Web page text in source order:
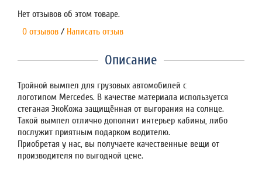
Нет отзывов об этом товаре.
0 отзывов / Написать отзыв
Описание
Тройной вымпел для грузовых автомобилей с
логотипом Mercedes. В качестве материала используется
стеганая ЭкоКожа защищённая от выгорания на солнце.
Такой вымпел отлично дополнит интерьер кабины, либо
послужит приятным подарком водителю.
Приобретая у нас, вы получаете качественные вещи от
производителя по выгодной цене.